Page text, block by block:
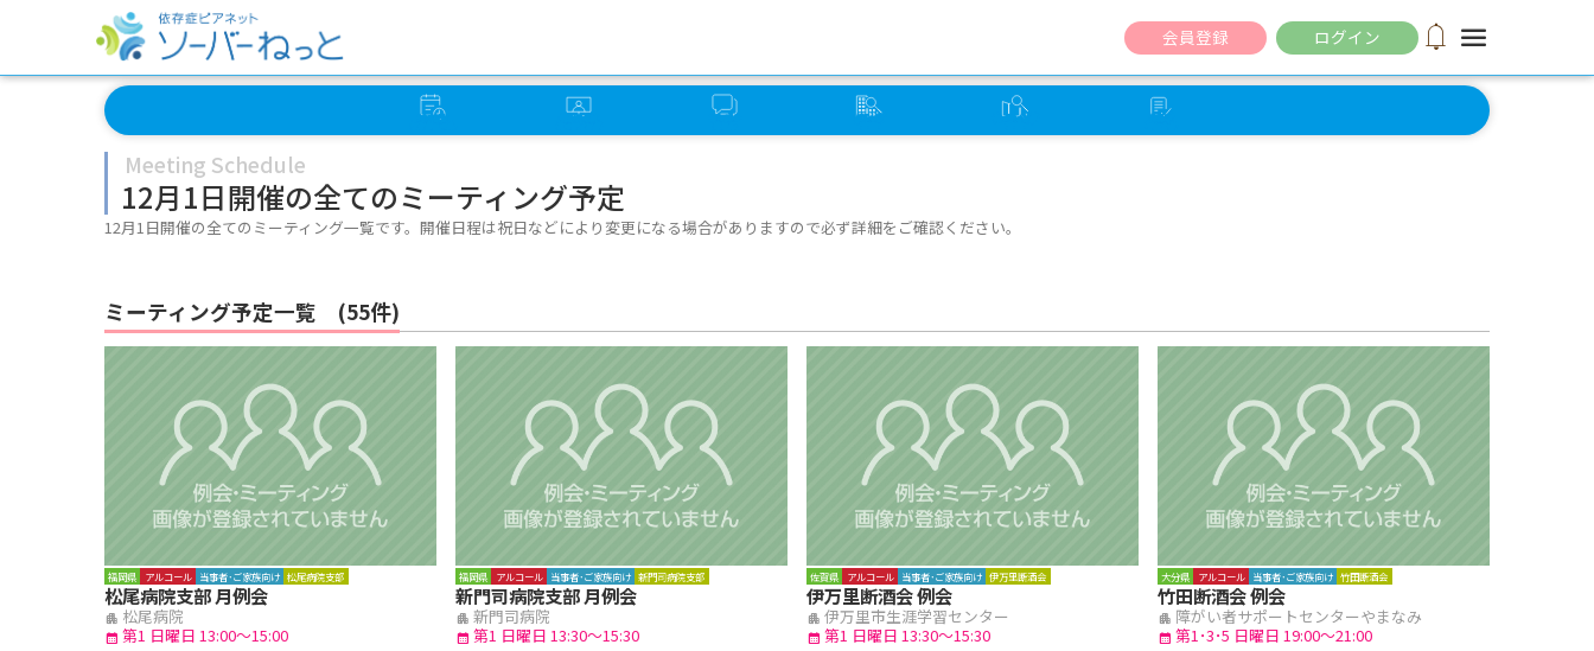
会員登録 ログイン notifications menu
イベント オンライン ソーバー グループ ミーティング セルフ
Meeting Schedule
12月1日開催の全てのミーティング予定
12月1日開催の全てのミーティング一覧です。開催日程は祝日などにより変更になる場合がありますので必ず詳細をご確認ください。
ミーティング予定一覧 (55件)
福岡県 アルコール 当事者･ご家族向け 松尾病院支部
松尾病院支部 月例会
apartment 松尾病院
calendar_month 第1 日曜日 13:00～15:00
福岡県 アルコール 当事者･ご家族向け 新門司病院支部
新門司病院支部 月例会
apartment 新門司病院
calendar_month 第1 日曜日 13:30～15:30
佐賀県 アルコール 当事者･ご家族向け 伊万里断酒会
伊万里断酒会 例会
apartment 伊万里市生涯学習センター
calendar_month 第1 日曜日 13:30～15:30
大分県 アルコール 当事者･ご家族向け 竹田断酒会
竹田断酒会 例会
apartment 障がい者サポートセンターやまなみ
calendar_month 第1･3･5 日曜日 19:00～21:00